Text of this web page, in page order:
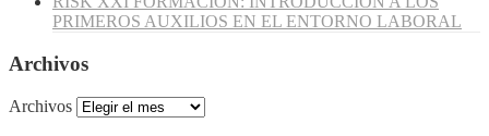
PRIMEROS AUXILIOS EN EL ENTORNO LABORAL
Archivos
Archivos